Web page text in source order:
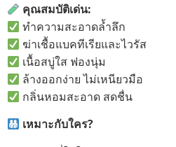
คุณสมบัติเด่น:
ทำความสะอาดล้ำลึก
ฆ่าเชื้อแบคทีเรียและไวรัส
เนื้อสบู่ใส ฟองนุ่ม
ล้างออกง่าย ไม่เหนียวมือ
กลิ่นหอมสะอาด สดชื่น
เหมาะกับใคร?